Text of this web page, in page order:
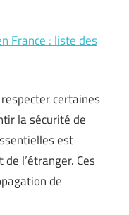
France : liste des
certaines
la sécurité de
est
l’étranger. Ces
de